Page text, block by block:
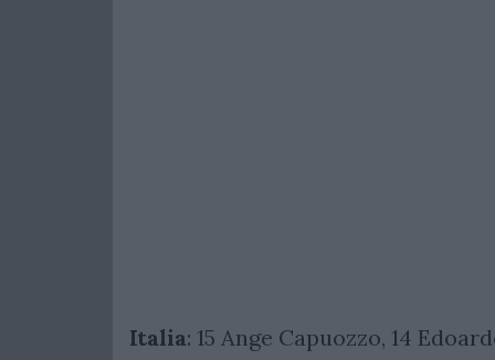
Italia: 15 Ange Capuozzo, 14